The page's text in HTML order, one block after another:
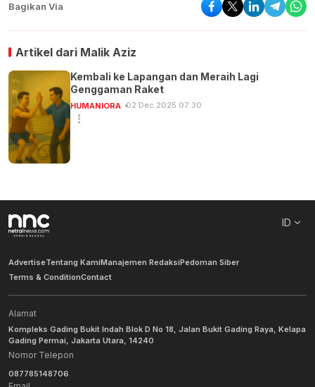
Bagikan Via
Artikel dari Malik Aziz
Kembali ke Lapangan dan Meraih Lagi
Genggaman Raket
HUMANIORA 02 Dec 2025 07:30
ID
AdvertiseTentang KamiManajemen RedaksiPedoman Siber
Terms & ConditionContact
Alamat
Kompleks Gading Bukit Indah Blok D No 18, Jalan Bukit Gading Raya, Kelapa
Gading Permai, Jakarta Utara, 14240
Nomor Telepon
087785148706